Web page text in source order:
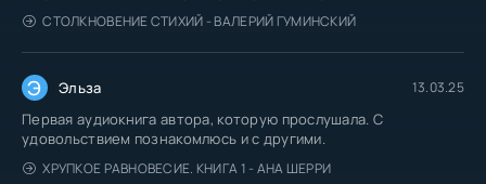
СТОЛКНОВЕНИЕ СТИХИЙ - ВАЛЕРИЙ ГУМИНСКИЙ
Э Эльза 13.03.25
Первая аудиокнига автора, которую прослушала. С
удовольствием познакомлюсь и с другими.
ХРУПКОЕ РАВНОВЕСИЕ. КНИГА 1 - АНА ШЕРРИ